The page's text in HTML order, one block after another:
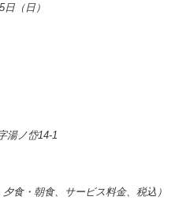
（日）
湯ノ岱14-1
食・朝食、サービス料金、税込）